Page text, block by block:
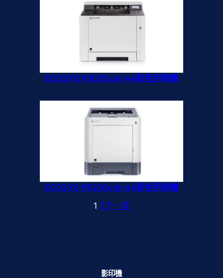
ECOSYS P5025cdn A4彩色列表機
ECOSYS P6230cdn A4彩色列表機
1 2下一頁
影印機